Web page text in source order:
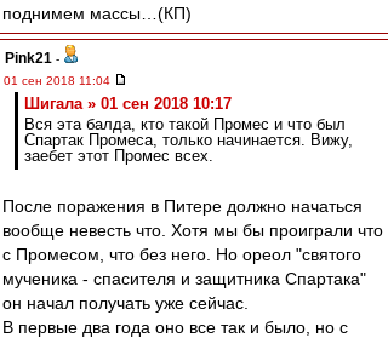
поднимем массы…(КП)
Pink21 -
01 сен 2018 11:04
Шигала » 01 сен 2018 10:17
Вся эта балда, кто такой Промес и что был
Спартак Промеса, только начинается. Вижу,
заебет этот Промес всех.
После поражения в Питере должно начаться
вообще невесть что. Хотя мы бы проиграли что
с Промесом, что без него. Но ореол "святого
мученика - спасителя и защитника Спартака"
он начал получать уже сейчас.
В первые два года оно все так и было, но с